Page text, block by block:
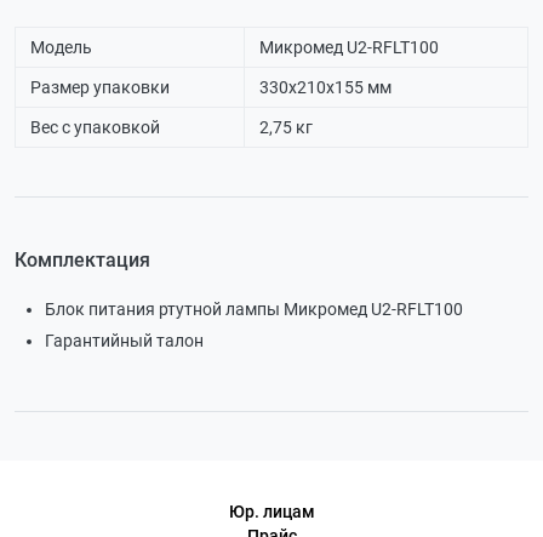
Модель Микромед U2-RFLT100
Размер упаковки 330х210х155 мм
Вес с упаковкой 2,75 кг
Комплектация
Блок питания ртутной лампы Микромед U2-RFLT100
Гарантийный талон
Юр. лицам